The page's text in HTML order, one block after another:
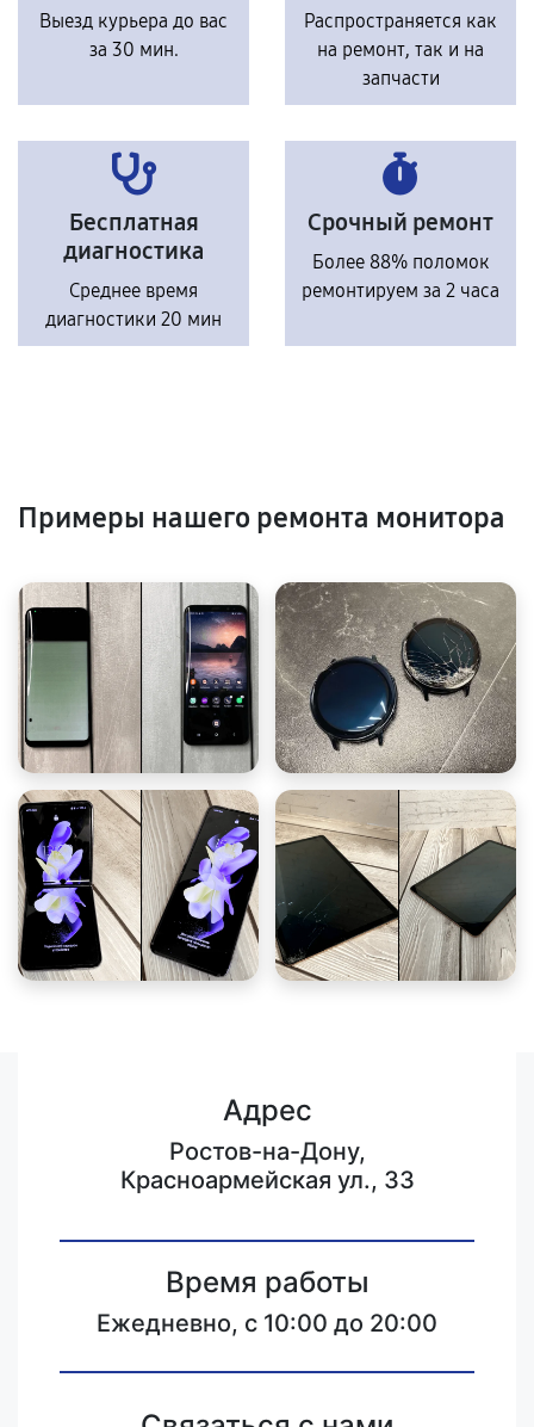
Выезд курьера до вас
за 30 мин.
Распространяется как
на ремонт, так и на
запчасти
Бесплатная
диагностика
Среднее время
диагностики 20 мин
Срочный ремонт
Более 88% поломок
ремонтируем за 2 часа
Примеры нашего ремонта монитора
Адрес
Ростов-на-Дону,
Красноармейская ул., 33
Время работы
Ежедневно, с 10:00 до 20:00